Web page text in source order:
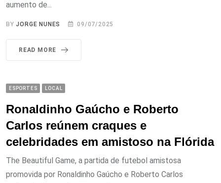
aumento de...
BYJORGE NUNES 09/07/2025
READ MORE
ESPORTES LOCAL
Ronaldinho Gaúcho e Roberto
Carlos reúnem craques e
celebridades em amistoso na Flórida
The Beautiful Game, a partida de futebol amistosa
promovida por Ronaldinho Gaúcho e Roberto Carlos